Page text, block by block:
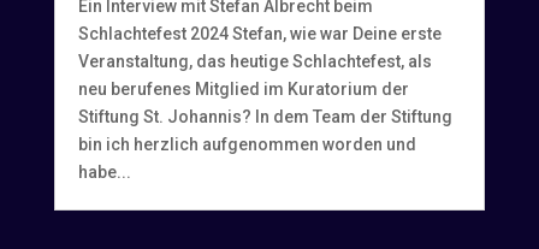
Ein Interview mit Stefan Albrecht beim
Schlachtefest 2024 Stefan, wie war Deine erste
Veranstaltung, das heutige Schlachtefest, als
neu berufenes Mitglied im Kuratorium der
Stiftung St. Johannis? In dem Team der Stiftung
bin ich herzlich aufgenommen worden und
habe...